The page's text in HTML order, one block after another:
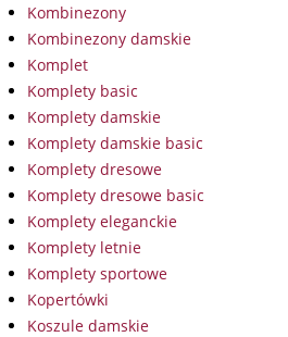
Kombinezony
Kombinezony damskie
Komplet
Komplety basic
Komplety damskie
Komplety damskie basic
Komplety dresowe
Komplety dresowe basic
Komplety eleganckie
Komplety letnie
Komplety sportowe
Kopertówki
Koszule damskie